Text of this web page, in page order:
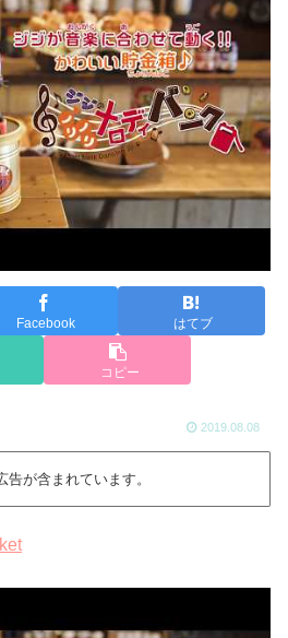
Facebook はてブ
コピー
2019.08.08
告が含まれています。